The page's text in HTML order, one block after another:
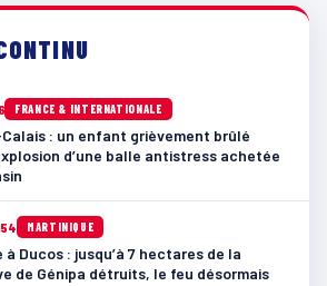
FRANCE & INTERNATIONALE
: un enfant grièvement brûlé
d’une balle antistress achetée
MARTINIQUE
à Ducos : jusqu’à 7 hectares de la
de Génipa détruits, le feu désormais